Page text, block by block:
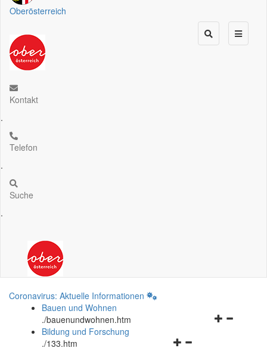
Oberösterreich
Kontakt
.
Telefon
.
Suche
.
Coronavirus: Aktuelle Informationen
Bauen und Wohnen
./bauenundwohnen.htm
Navigationsmenü
Bildung und Forschung
./133.htm